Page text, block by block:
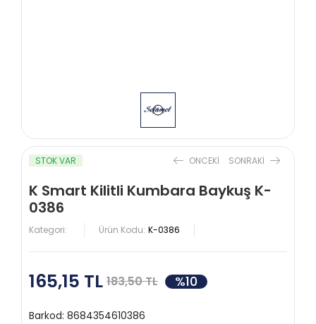
STOK VAR ONCEKI SONRAKI
K Smart Kilitli Kumbara Baykuş K-
0386
Kategori: Ürün Kodu: K-0386
165,15 TL 183,50 TL %10
Barkod: 8684354610386